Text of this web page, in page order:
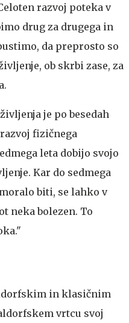
razvoj poteka v
drug za drugega in
da preprosto so
ob skrbi zase, za
je po besedah
fizičnega
leta dobijo svojo
Kar do sedmega
biti, se lahko v
neka bolezen. To
in klasičnim
vrtcu svoj